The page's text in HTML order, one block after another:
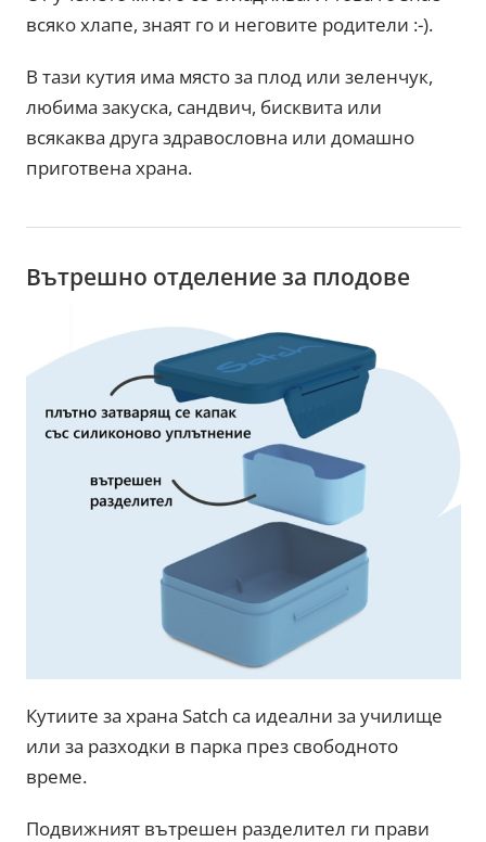
всяко хлапе, знаят го и неговите родители :-).
В тази кутия има място за плод или зеленчук,
любима закуска, сандвич, бисквита или
всякаква друга здравословна или домашно
приготвена храна.
Вътрешно отделение за плодове
Кутиите за храна Satch са идеални за училище
или за разходки в парка през свободното
време.
Подвижният вътрешен разделител ги прави